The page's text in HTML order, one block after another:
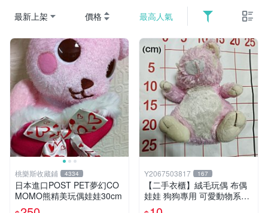
最新上架 價格 最高人氣
桃樂斯收藏鋪 4334
日本進口POST PET夢幻CO
MOMO熊精美玩偶娃娃30cm
Y2067503817 167
【二手衣櫃】絨毛玩偶 布偶
娃娃 狗狗專用 可愛動物系列
耐咬耐磨玩具 玩偶 粉紅熊寵